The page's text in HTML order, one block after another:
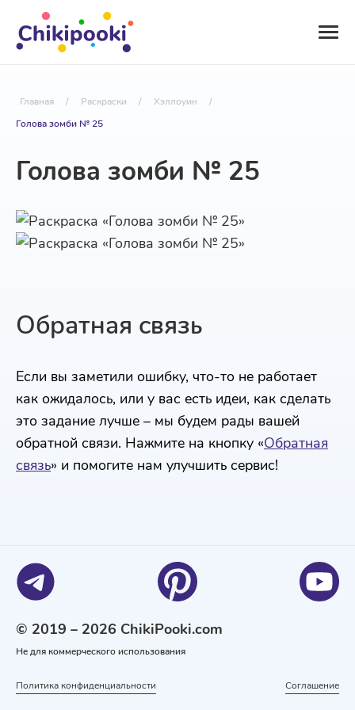
Главная / Раскраски / Хэллоуин
/
Голова зомби № 25
Голова зомби № 25
Обратная связь
Если вы заметили ошибку, что-то не работает
как ожидалось, или у вас есть идеи, как сделать
это задание лучше – мы будем рады вашей
обратной связи. Нажмите на кнопку «Обратная
связь» и помогите нам улучшить сервис!
© 2019 – 2026 ChikiPooki.com
Не для коммерческого использования
Политика конфиденциальности Соглашение